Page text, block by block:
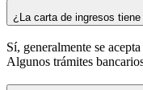
¿La carta de ingresos
Sí, generalmente se
Algunos trámites